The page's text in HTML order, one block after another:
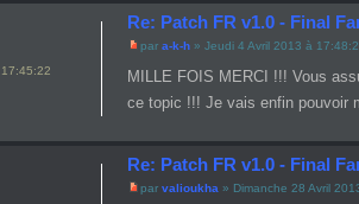
Re: Patch FR v1.0 - Final
para-k-h » Jeudi 4 Avril 2013 à
MILLE FOIS MERCI !!! Vous
ce topic !!! Je vais enfin pouvoir
Re: Patch FR v1.0 - Final
parvalioukha » Dimanche 28 Avril